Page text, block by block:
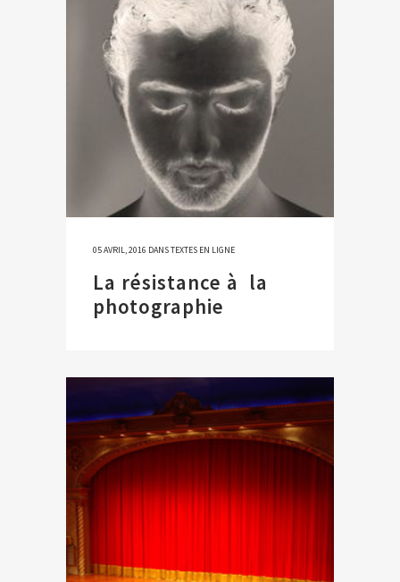
05 AVRIL, 2016 DANSTEXTES EN LIGNE
La résistance à la
photographie